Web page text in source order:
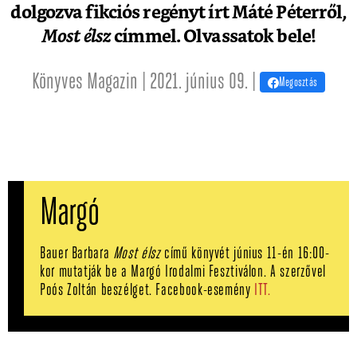
dolgozva fikciós regényt írt Máté Péterről,
Most élszcímmel. Olvassatok bele!
Könyves Magazin | 2021. június 09. | Megosztás
Margó
Bauer Barbara Most élszcímű könyvét június 11-én 16:00-
kor mutatják be a Margó Irodalmi Fesztiválon. A szerzővel
Poós Zoltán beszélget. Facebook-esemény ITT.